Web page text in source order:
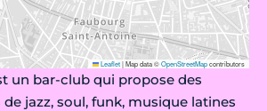
Leaflet|Map data ©OpenStreetMapcontributors
un bar-club qui propose des
jazz, soul, funk, musique latines